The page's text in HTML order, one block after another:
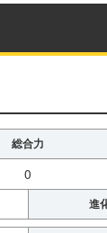
総合力
0
進